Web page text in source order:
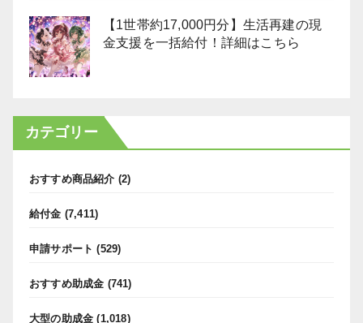
【1世帯約17,000円分】生活再建の現
金支援を一括給付！詳細はこちら
カテゴリー
おすすめ商品紹介 (2)
給付金 (7,411)
申請サポート (529)
おすすめ助成金 (741)
大型の助成金 (1,018)